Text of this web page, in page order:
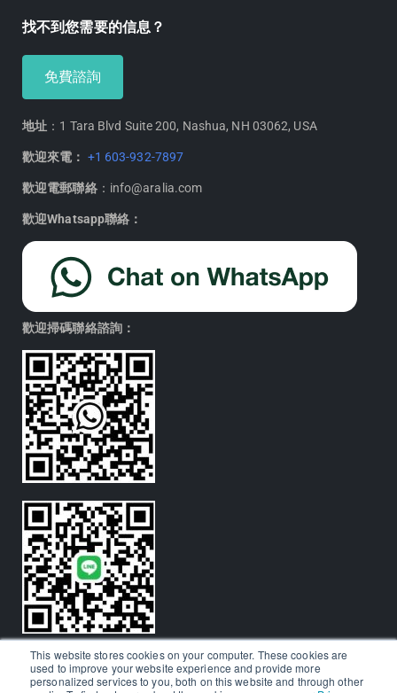
This website stores cookies on your computer. These cookies are
used to improve your website experience and provide more
personalized services to you, both on this website and through other
找不到您需要的信息？
免費諮詢
地址 ：1 Tara Blvd Suite 200, Nashua, NH 03062, USA
歡迎來電： +1 603-932-7897
歡迎電郵聯絡：info@aralia.com
歡迎Whatsapp聯絡：
歡迎掃碼聯絡諮詢：